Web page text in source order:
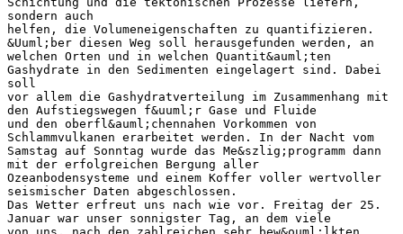
sondern auch
helfen, die Volumeneigenschaften zu quantifizieren.
&Uuml;ber diesen Weg soll herausgefunden werden, an
welchen Orten und in welchen Quantit&auml;ten
Gashydrate in den Sedimenten eingelagert sind. Dabei
soll
vor allem die Gashydratverteilung im Zusammenhang mit
den Aufstiegswegen f&uuml;r Gase und Fluide
und den oberfl&auml;chennahen Vorkommen von
Schlammvulkanen erarbeitet werden. In der Nacht vom
Samstag auf Sonntag wurde das Me&szlig;programm dann
mit der erfolgreichen Bergung aller
Ozeanbodensysteme und einem Koffer voller wertvoller
seismischer Daten abgeschlossen.
Das Wetter erfreut uns nach wie vor. Freitag der 25.
Januar war unser sonnigster Tag, an dem viele